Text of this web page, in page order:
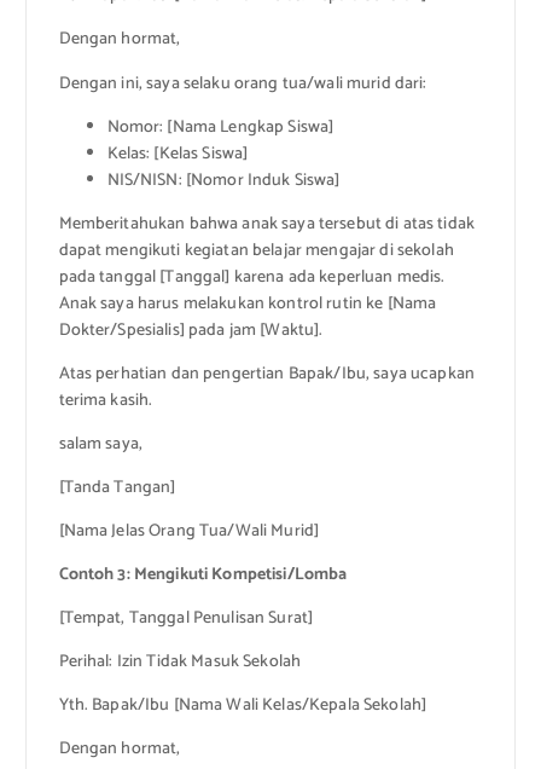
Dengan hormat,
Dengan ini, saya selaku orang tua/wali murid dari:
Nomor: [Nama Lengkap Siswa]
Kelas: [Kelas Siswa]
NIS/NISN: [Nomor Induk Siswa]
Memberitahukan bahwa anak saya tersebut di atas tidak
dapat mengikuti kegiatan belajar mengajar di sekolah
pada tanggal [Tanggal] karena ada keperluan medis.
Anak saya harus melakukan kontrol rutin ke [Nama
Dokter/Spesialis] pada jam [Waktu].
Atas perhatian dan pengertian Bapak/Ibu, saya ucapkan
terima kasih.
salam saya,
[Tanda Tangan]
[Nama Jelas Orang Tua/Wali Murid]
Contoh 3: Mengikuti Kompetisi/Lomba
[Tempat, Tanggal Penulisan Surat]
Perihal: Izin Tidak Masuk Sekolah
Yth. Bapak/Ibu [Nama Wali Kelas/Kepala Sekolah]
Dengan hormat,